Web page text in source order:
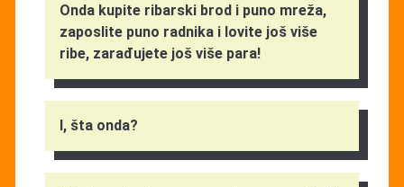
Onda kupite ribarski brod i puno mreža,
zaposlite puno radnika i lovite još više
ribe, zarađujete još više para!
I, šta onda?